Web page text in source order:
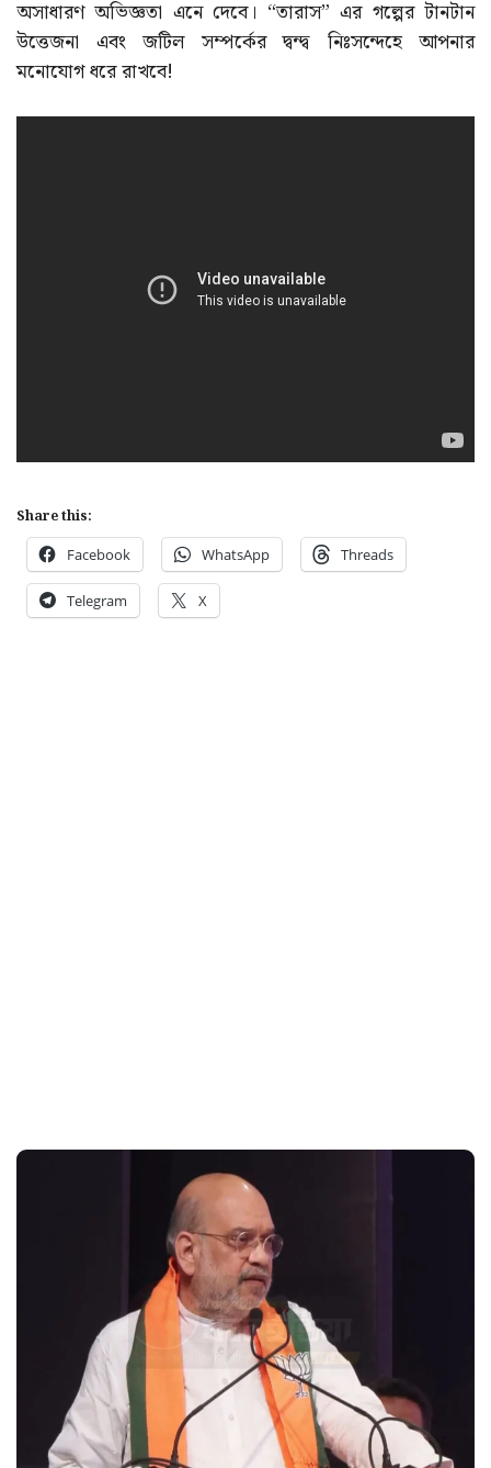
অসাধারণ অভিজ্ঞতা এনে দেবে। “তারাস” এর গল্পের টানটান
উত্তেজনা এবং জটিল সম্পর্কের দ্বন্দ্ব নিঃসন্দেহে আপনার
মনোযোগ ধরে রাখবে!
Share this:
Facebook WhatsApp Threads
Telegram X